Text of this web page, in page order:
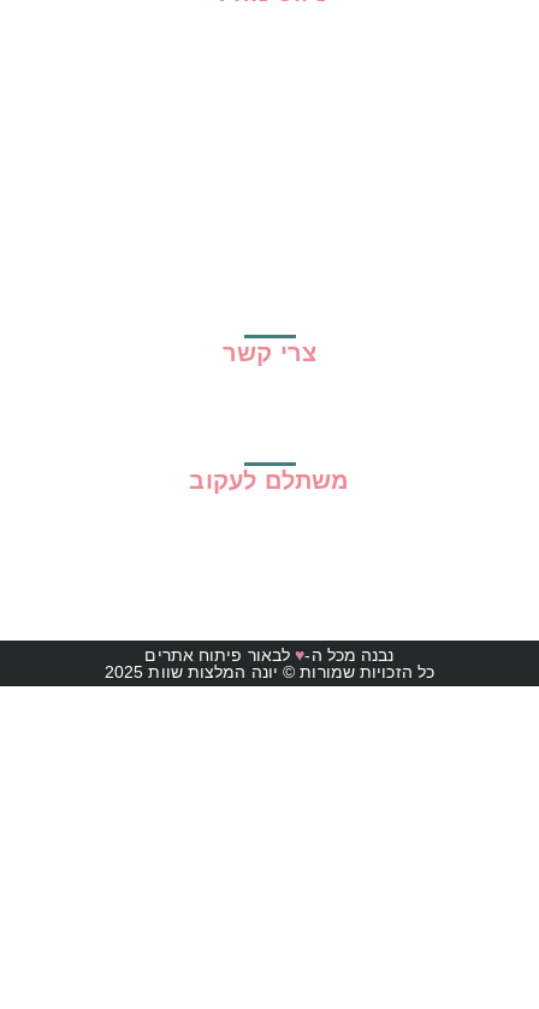
צרי קשר
משתלם לעקוב
נבנה מכל ה-♥לבאור פיתוח אתרים
כל הזכויות שמורות © יונה המלצות שוות 2025